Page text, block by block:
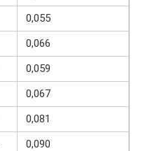
0,055
0,066
0,059
0,067
0,081
0,090